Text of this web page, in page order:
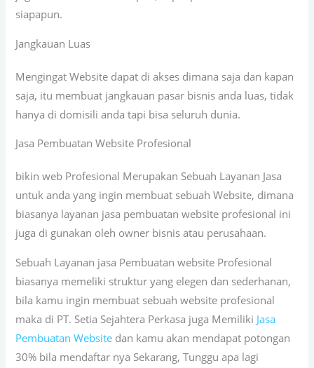
siapapun.
Jangkauan Luas
Mengingat Website dapat di akses dimana saja dan kapan
saja, itu membuat jangkauan pasar bisnis anda luas, tidak
hanya di domisili anda tapi bisa seluruh dunia.
Jasa Pembuatan Website Profesional
bikin web Profesional Merupakan Sebuah Layanan Jasa
untuk anda yang ingin membuat sebuah Website, dimana
biasanya layanan jasa pembuatan website profesional ini
juga di gunakan oleh owner bisnis atau perusahaan.
Sebuah Layanan jasa Pembuatan website Profesional
biasanya memeliki struktur yang elegen dan sederhanan,
bila kamu ingin membuat sebuah website profesional
maka di PT. Setia Sejahtera Perkasa juga Memiliki Jasa
Pembuatan Website dan kamu akan mendapat potongan
30% bila mendaftar nya Sekarang, Tunggu apa lagi